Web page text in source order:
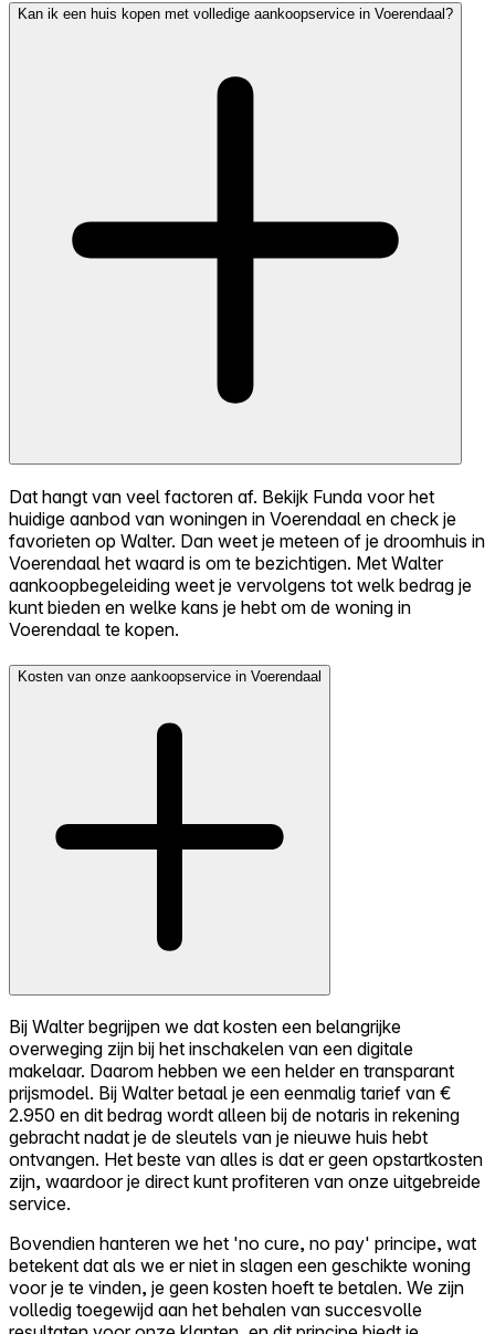
Kan ik een huis kopen met volledige aankoopservice in Voerendaal?
Dat hangt van veel factoren af. Bekijk Funda voor het
huidige aanbod van woningen in Voerendaal en check je
favorieten op Walter. Dan weet je meteen of je droomhuis in
Voerendaal het waard is om te bezichtigen. Met Walter
aankoopbegeleiding weet je vervolgens tot welk bedrag je
kunt bieden en welke kans je hebt om de woning in
Voerendaal te kopen.
Kosten van onze aankoopservice in Voerendaal
Bij Walter begrijpen we dat kosten een belangrijke
overweging zijn bij het inschakelen van een digitale
makelaar. Daarom hebben we een helder en transparant
prijsmodel. Bij Walter betaal je een eenmalig tarief van €
2.950 en dit bedrag wordt alleen bij de notaris in rekening
gebracht nadat je de sleutels van je nieuwe huis hebt
ontvangen. Het beste van alles is dat er geen opstartkosten
zijn, waardoor je direct kunt profiteren van onze uitgebreide
service.
Bovendien hanteren we het 'no cure, no pay' principe, wat
betekent dat als we er niet in slagen een geschikte woning
voor je te vinden, je geen kosten hoeft te betalen. We zijn
volledig toegewijd aan het behalen van succesvolle